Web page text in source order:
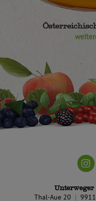
Unterweger
Thal-Aue 20